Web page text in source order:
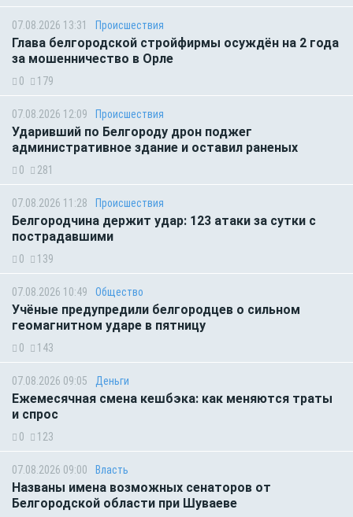
07.08.2026 13:31 Происшествия
Глава белгородской стройфирмы осуждён на 2 года
за мошенничество в Орле
0 179
07.08.2026 12:09 Происшествия
Ударивший по Белгороду дрон поджег
административное здание и оставил раненых
0 281
07.08.2026 11:28 Происшествия
Белгородчина держит удар: 123 атаки за сутки с
пострадавшими
0 139
07.08.2026 10:49 Общество
Учёные предупредили белгородцев о сильном
геомагнитном ударе в пятницу
0 143
07.08.2026 09:05 Деньги
Ежемесячная смена кешбэка: как меняются траты
и спрос
0 123
07.08.2026 09:00 Власть
Названы имена возможных сенаторов от
Белгородской области при Шуваеве